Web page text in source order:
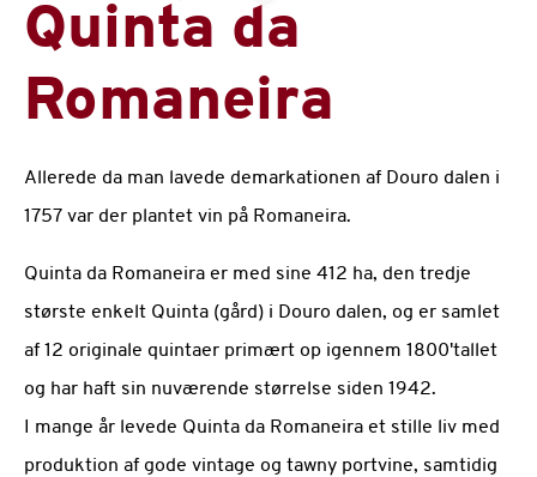
Quinta da
Romaneira
Allerede da man lavede demarkationen af Douro dalen i
1757 var der plantet vin på Romaneira.
Quinta da Romaneira er med sine 412 ha, den tredje
største enkelt Quinta (gård) i Douro dalen, og er samlet
af 12 originale quintaer primært op igennem 1800'tallet
og har haft sin nuværende størrelse siden 1942.
I mange år levede Quinta da Romaneira et stille liv med
produktion af gode vintage og tawny portvine, samtidig